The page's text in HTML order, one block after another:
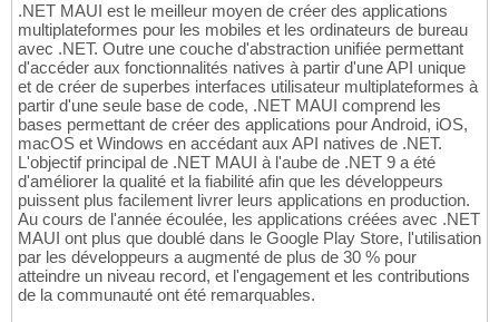
.NET MAUI est le meilleur moyen de créer des applications
multiplateformes pour les mobiles et les ordinateurs de bureau
avec .NET. Outre une couche d'abstraction unifiée permettant
d'accéder aux fonctionnalités natives à partir d'une API unique
et de créer de superbes interfaces utilisateur multiplateformes à
partir d'une seule base de code, .NET MAUI comprend les
bases permettant de créer des applications pour Android, iOS,
macOS et Windows en accédant aux API natives de .NET.
L'objectif principal de .NET MAUI à l'aube de .NET 9 a été
d'améliorer la qualité et la fiabilité afin que les développeurs
puissent plus facilement livrer leurs applications en production.
Au cours de l'année écoulée, les applications créées avec .NET
MAUI ont plus que doublé dans le Google Play Store, l'utilisation
par les développeurs a augmenté de plus de 30 % pour
atteindre un niveau record, et l'engagement et les contributions
de la communauté ont été remarquables.